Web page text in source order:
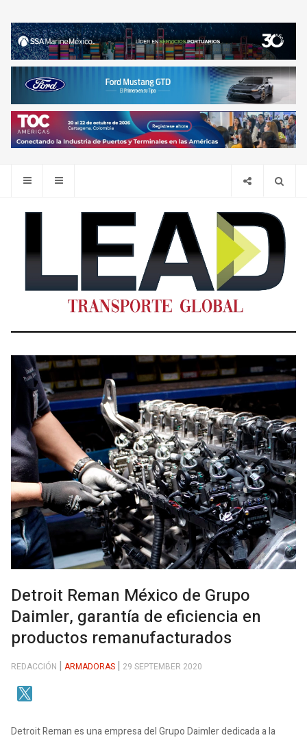
Detroit Reman México de Grupo
Daimler, garantía de eficiencia en
productos remanufacturados
REDACCIÓN ARMADORAS 29 SEPTEMBER 2020
Detroit Reman es una empresa del Grupo Daimler dedicada a la